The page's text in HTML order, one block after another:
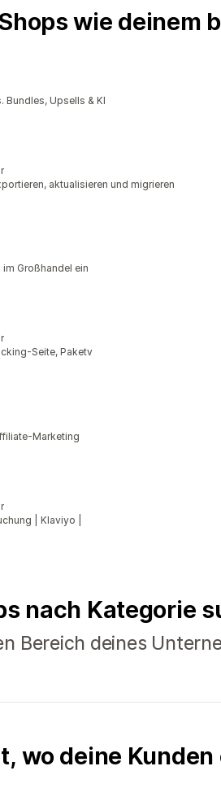
wie deinem
Upsells & KI
aktualisieren und migrieren
Großhandel ein
Seite, Paketv
Marketing
| Klaviyo |
nach Kategorie
Bereich deines
wo deine Kunden